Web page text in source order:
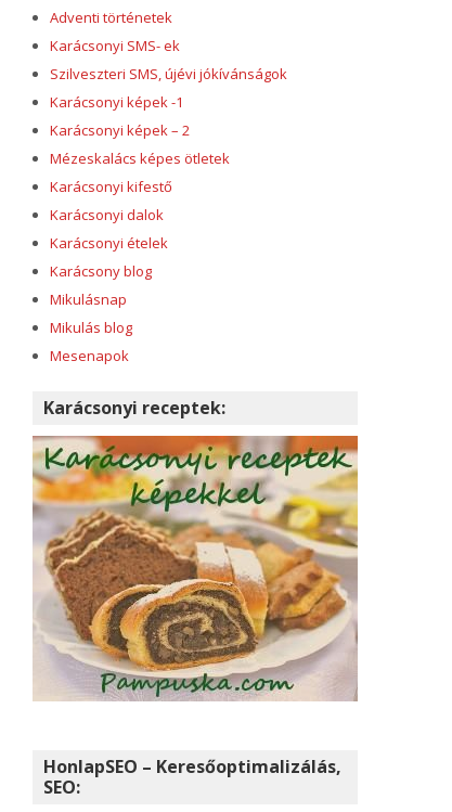
Adventi történetek
Karácsonyi SMS- ek
Szilveszteri SMS, újévi jókívánságok
Karácsonyi képek -1
Karácsonyi képek – 2
Mézeskalács képes ötletek
Karácsonyi kifestő
Karácsonyi dalok
Karácsonyi ételek
Karácsony blog
Mikulásnap
Mikulás blog
Mesenapok
Karácsonyi receptek:
HonlapSEO – Keresőoptimalizálás,
SEO: